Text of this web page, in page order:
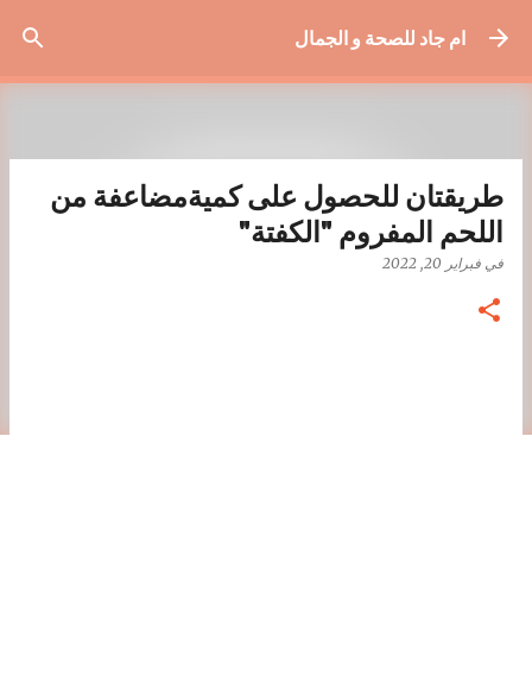
التخطي إلى المحتوى الرئيسيام جاد للصحة و الجمال
طريقتان للحصول على كميةمضاعفة من
اللحم المفروم "الكفتة"
في فبراير 20, 2022